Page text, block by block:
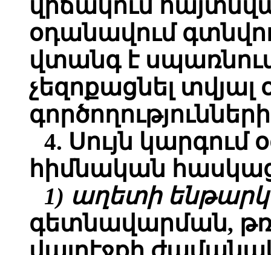
վիճակում
օդանավում
վտանգ է
չեզոքացնել
4. Սույն
հիմնական
1) աղետի
գետնավարման,